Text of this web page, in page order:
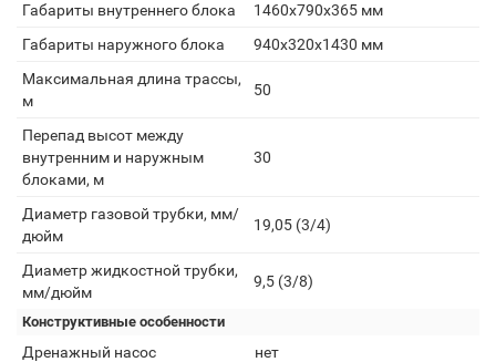
Габариты внутреннего блока
1460x790x365 мм
Габариты наружного блока
940x320x1430 мм
Максимальная длина трассы,
м
50
Перепад высот между
внутренним и наружным
блоками, м
30
Диаметр газовой трубки, мм/
дюйм
19,05 (3/4)
Диаметр жидкостной трубки,
мм/дюйм
9,5 (3/8)
Конструктивные особенности
Дренажный насос
нет